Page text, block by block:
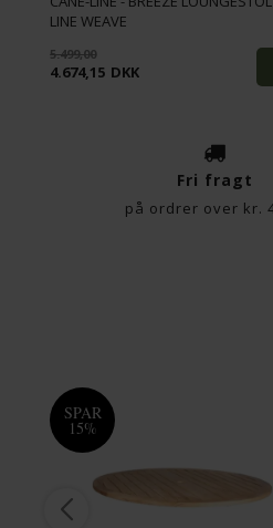
LINE WEAVE
5.499,00
4.674,15 DKK
Fri fragt
på ordrer over kr.
SPAR
15%